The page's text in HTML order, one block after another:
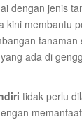
dengan jenis
kini membantu
tanaman
ada di
tidak perlu